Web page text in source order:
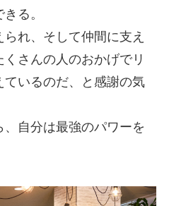
る。
れ、そして仲間に支え
さんの人のおかげでリ
いるのだ、と感謝の気
自分は最強のパワーを